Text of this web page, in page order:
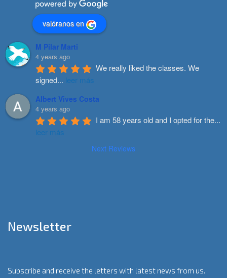
valóranos en
M Pilar Marti
4 years ago
We really liked the classes. We
signed... leer más
Albert Vives Costa
4 years ago
I am 58 years old and I opted for the...
leer más
Next Reviews
Newsletter
Subscribe and receive the letters with latest news from us.